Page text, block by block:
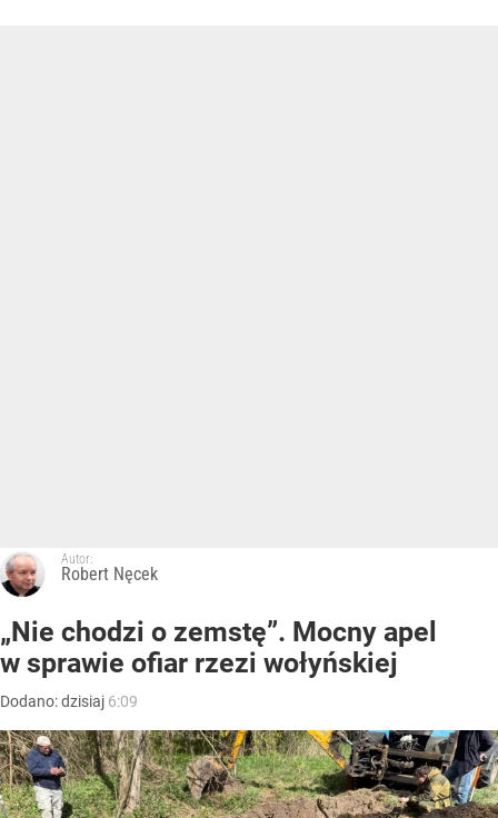
Autor:
Robert Nęcek
„Nie chodzi o zemstę”. Mocny apel
w sprawie ofiar rzezi wołyńskiej
Dodano:dzisiaj 6:09